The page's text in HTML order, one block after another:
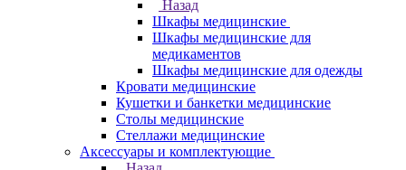
Назад
Шкафы медицинские
Шкафы медицинские для
медикаментов
Шкафы медицинские для одежды
Кровати медицинские
Кушетки и банкетки медицинские
Столы медицинские
Стеллажи медицинские
Аксессуары и комплектующие